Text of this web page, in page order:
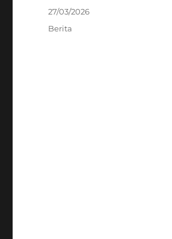
Posted
27/03/2026
Categories
Berita